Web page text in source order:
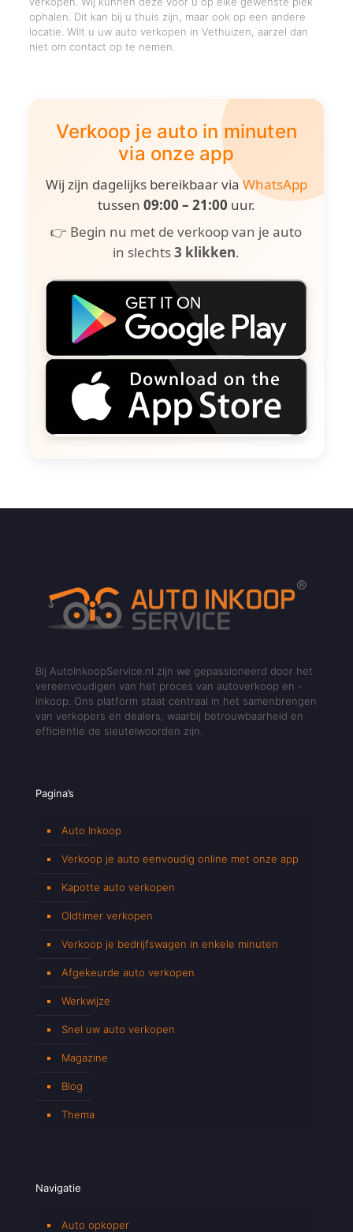
ophalen. Dit kan bij u thuis zijn, maar ook op een andere
locatie. Wilt u uw auto verkopen in Vethuizen, aarzel dan
niet om contact op te nemen.
Verkoop je auto in minuten
via onze app
Wij zijn dagelijks bereikbaar viaWhatsApp
tussen 09:00 – 21:00 uur.
👉 Begin nu met de verkoop van je auto
in slechts3 klikken.
Bij AutoInkoopService.nl zijn we gepassioneerd door het
vereenvoudigen van het proces van autoverkoop en -
inkoop. Ons platform staat centraal in het samenbrengen
van verkopers en dealers, waarbij betrouwbaarheid en
efficiëntie de sleutelwoorden zijn.
Pagina’s
Auto Inkoop
Verkoop je auto eenvoudig online met onze app
Kapotte auto verkopen
Oldtimer verkopen
Verkoop je bedrijfswagen in enkele minuten
Afgekeurde auto verkopen
Werkwijze
Snel uw auto verkopen
Magazine
Blog
Thema
Navigatie
Auto opkoper